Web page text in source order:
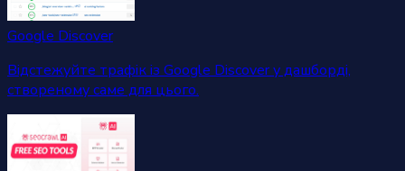
Google Discover
Відстежуйте трафік із Google Discover у дашборді,
створеному саме для цього.